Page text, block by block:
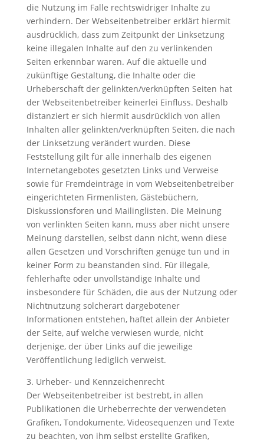
die Nutzung im Falle rechtswidriger Inhalte zu
verhindern. Der Webseitenbetreiber erklärt hiermit
ausdrücklich, dass zum Zeitpunkt der Linksetzung
keine illegalen Inhalte auf den zu verlinkenden
Seiten erkennbar waren. Auf die aktuelle und
zukünftige Gestaltung, die Inhalte oder die
Urheberschaft der gelinkten/verknüpften Seiten hat
der Webseitenbetreiber keinerlei Einfluss. Deshalb
distanziert er sich hiermit ausdrücklich von allen
Inhalten aller gelinkten/verknüpften Seiten, die nach
der Linksetzung verändert wurden. Diese
Feststellung gilt für alle innerhalb des eigenen
Internetangebotes gesetzten Links und Verweise
sowie für Fremdeinträge in vom Webseitenbetreiber
eingerichteten Firmenlisten, Gästebüchern,
Diskussionsforen und Mailinglisten. Die Meinung
von verlinkten Seiten kann, muss aber nicht unsere
Meinung darstellen, selbst dann nicht, wenn diese
allen Gesetzen und Vorschriften genüge tun und in
keiner Form zu beanstanden sind. Für illegale,
fehlerhafte oder unvollständige Inhalte und
insbesondere für Schäden, die aus der Nutzung oder
Nichtnutzung solcherart dargebotener
Informationen entstehen, haftet allein der Anbieter
der Seite, auf welche verwiesen wurde, nicht
derjenige, der über Links auf die jeweilige
Veröffentlichung lediglich verweist.
3. Urheber- und Kennzeichenrecht
Der Webseitenbetreiber ist bestrebt, in allen
Publikationen die Urheberrechte der verwendeten
Grafiken, Tondokumente, Videosequenzen und Texte
zu beachten, von ihm selbst erstellte Grafiken,